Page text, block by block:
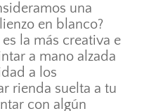
una
en blanco?
la más creativa e
a mano alzada
a los
rienda suelta a tu
con algún